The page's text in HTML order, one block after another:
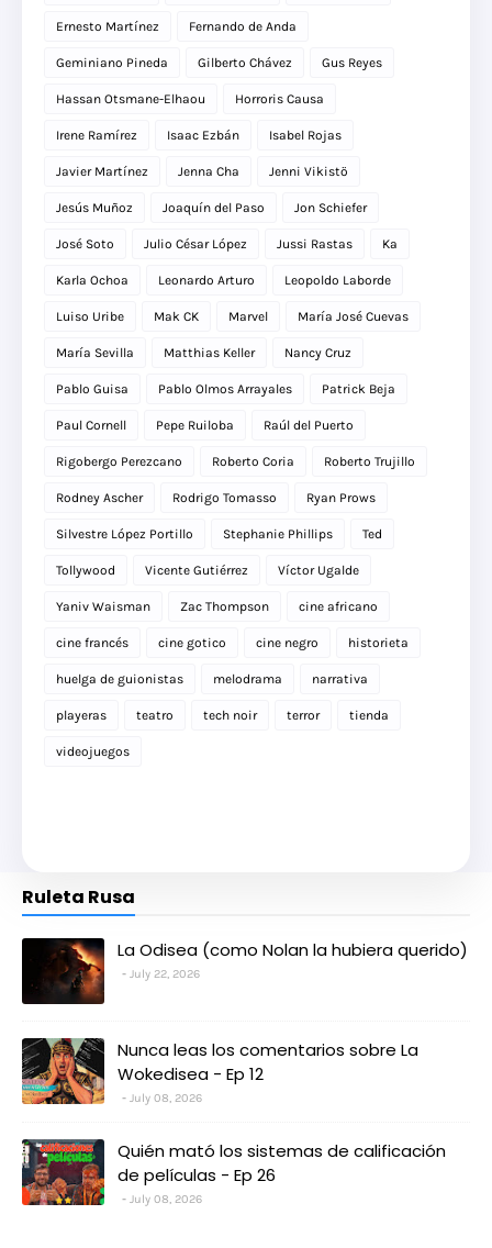
Ernesto Martínez Fernando de Anda
Geminiano Pineda Gilberto Chávez Gus Reyes
Hassan Otsmane-Elhaou Horroris Causa
Irene Ramírez Isaac Ezbán Isabel Rojas
Javier Martínez Jenna Cha Jenni Vikistö
Jesús Muñoz Joaquín del Paso Jon Schiefer
José Soto Julio César López Jussi Rastas Ka
Karla Ochoa Leonardo Arturo Leopoldo Laborde
Luiso Uribe Mak CK Marvel María José Cuevas
María Sevilla Matthias Keller Nancy Cruz
Pablo Guisa Pablo Olmos Arrayales Patrick Beja
Paul Cornell Pepe Ruiloba Raúl del Puerto
Rigobergo Perezcano Roberto Coria Roberto Trujillo
Rodney Ascher Rodrigo Tomasso Ryan Prows
Silvestre López Portillo Stephanie Phillips Ted
Tollywood Vicente Gutiérrez Víctor Ugalde
Yaniv Waisman Zac Thompson cine africano
cine francés cine gotico cine negro historieta
huelga de guionistas melodrama narrativa
playeras teatro tech noir terror tienda
videojuegos
Ruleta Rusa
La Odisea (como Nolan la hubiera querido)
July 22, 2026
Nunca leas los comentarios sobre La
Wokedisea - Ep 12
July 08, 2026
Quién mató los sistemas de calificación
de películas - Ep 26
July 08, 2026